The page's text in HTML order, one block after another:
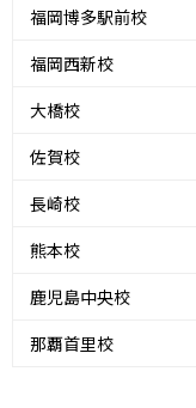
福岡博多駅前校
福岡西新校
大橋校
佐賀校
長崎校
熊本校
鹿児島中央校
那覇首里校